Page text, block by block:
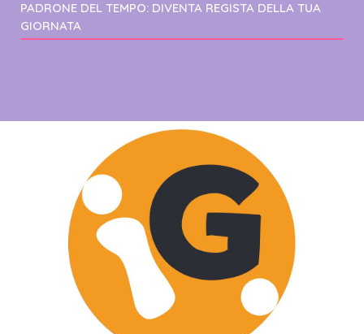
PADRONE DEL TEMPO: DIVENTA REGISTA DELLA TUA
GIORNATA